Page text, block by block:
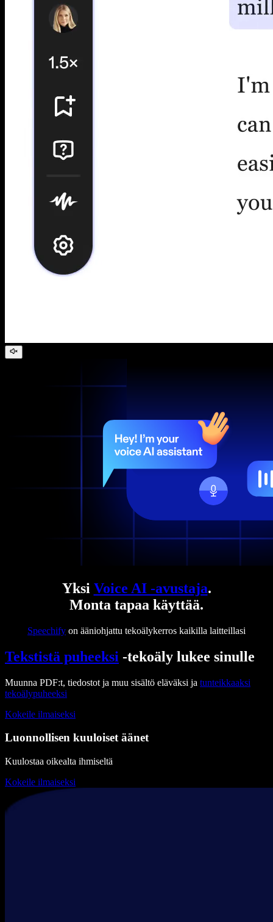
Yksi Voice AI -avustaja.
Monta tapaa käyttää.
Speechify on ääniohjattu tekoälykerros kaikilla laitteillasi
Tekstistä puheeksi -tekoäly lukee sinulle
Muunna PDF:t, tiedostot ja muu sisältö eläväksi ja tunteikkaaksi
tekoälypuheeksi
Kokeile ilmaiseksi
Luonnollisen kuuloiset äänet
Kuulostaa oikealta ihmiseltä
Kokeile ilmaiseksi